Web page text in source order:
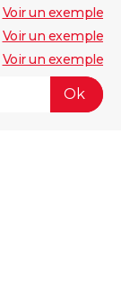
Voir un exemple
Voir un exemple
Voir un exemple